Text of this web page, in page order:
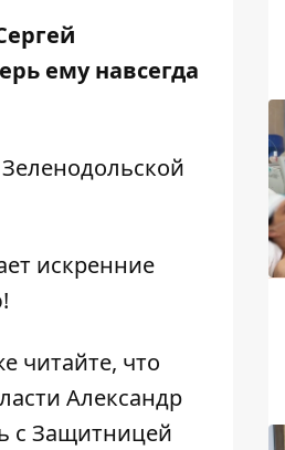
ему навсегда
Зеленодольской
искренние
читайте, что
Александр
с Защитницей